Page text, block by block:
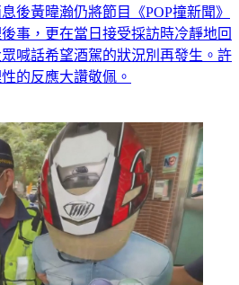
後黃暐瀚仍將節目《POP撞新聞》
事，更在當日接受採訪時冷靜地回
喊話希望酒駕的狀況別再發生。許
的反應大讚敬佩。